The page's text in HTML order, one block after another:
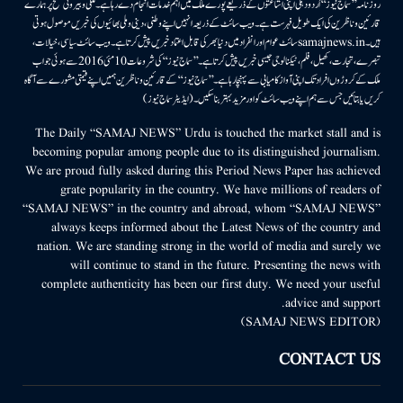
روزنامہ ’’سماج نیوز‘‘ اُردو دہلی اپنی اشاعتوں کے ذریعے پورے ملک میں اہم خدمات انجام دے رہا ہے۔ ملکی وبیرونی سطح پر ہمارے
قارئین وناظرین کی ایک طویل فہرست ہے۔ ویب سائٹ کے ذریعہ انہیں اپنے وطنی، دینی وملی بھائیوں کی خبریں موصول ہوتی
ہیں۔samajnews.inسائٹ عوام اور انفراد میں دنیا بھر کی قابل اعتماد خبریں پیش کرتا ہے۔ ویب سائٹ سیاسی، خیالات،
تبصرے، تجارت، کھیل، فلم، ٹیکنالوجی جیسی خبریں پیش کرتا ہے۔ ’’سماج نیوز‘‘ کی شروعات 10مئی 2016 سے ہوئی جو اب
ملک کے کروڑوں افراد تک اپنی آواز کامیابی سے پہنچا رہا ہے۔ ’’سماج نیوز‘‘ کے قارئین وناظرین ہمیں اپنے قیمتی مشورے سے آگاہ
کریں یا بتائیں جس سے ہم اپنے ویب سائٹ کو اور مزید بہتر بناسکیں۔ (ایڈیٹر سماج نیوز)
The Daily “SAMAJ NEWS” Urdu is touched the market stall and is
becoming popular among people due to its distinguished journalism.
We are proud fully asked during this Period News Paper has achieved
grate popularity in the country. We have millions of readers of
“SAMAJ NEWS” in the country and abroad, whom “SAMAJ NEWS”
always keeps informed about the Latest News of the country and
nation. We are standing strong in the world of media and surely we
will continue to stand in the future. Presenting the news with
complete authenticity has been our first duty. We need your useful
advice and support.
(SAMAJ NEWS EDITOR)
CONTACT US